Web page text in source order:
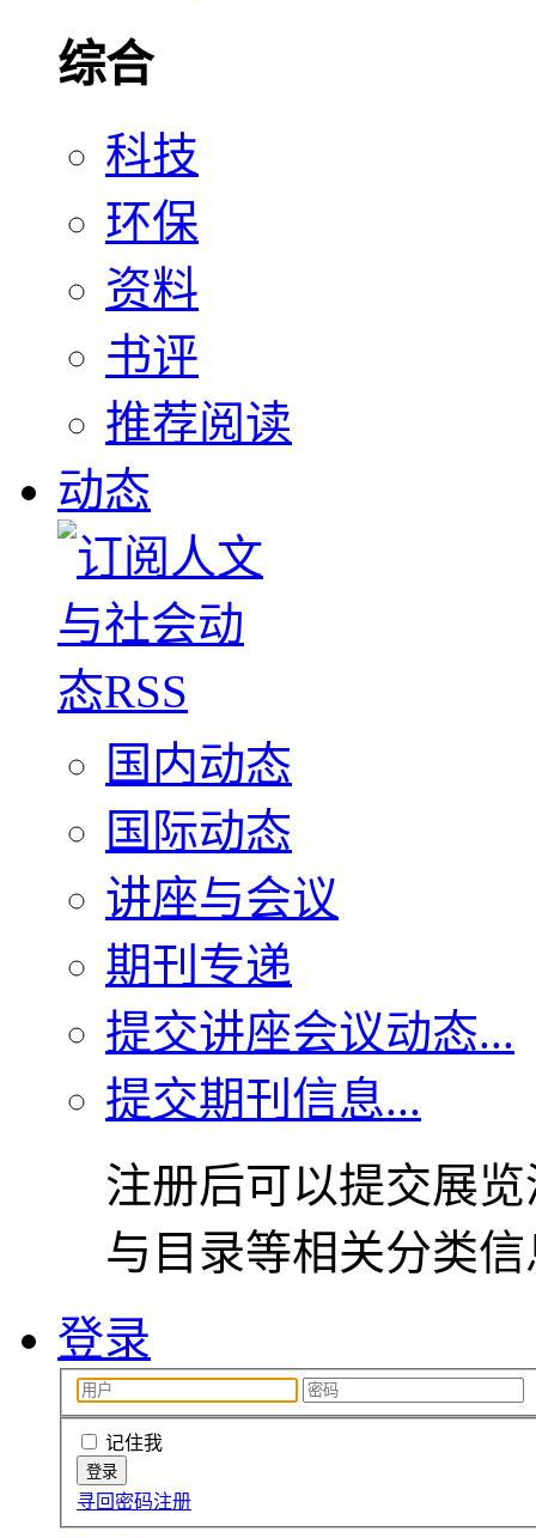
综合
科技
环保
资料
书评
推荐阅读
动态
国内动态
国际动态
讲座与会议
期刊专递
提交讲座会议动态...
提交期刊信息...
注册后可以提交展
与目录等相关分类
登录
记住我
寻回密码注册